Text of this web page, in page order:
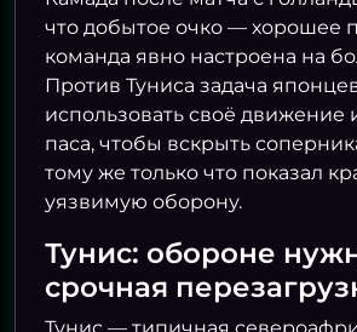
что добытое очко — хорошее
команда явно настроена на
Против Туниса задача
использовать своё движение
паса, чтобы вскрыть
тому же только что показал
уязвимую оборону.
Тунис: обороне
срочная